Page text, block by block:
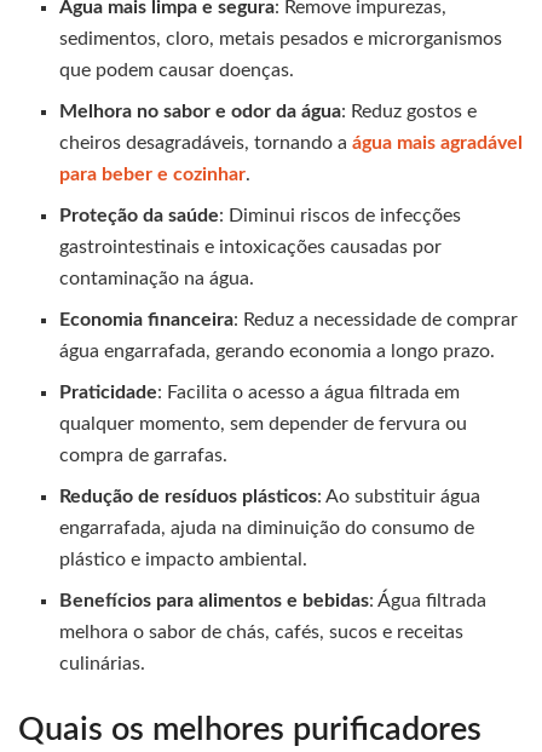
Água mais limpa e segura: Remove impurezas,
sedimentos, cloro, metais pesados e microrganismos
que podem causar doenças.
Melhora no sabor e odor da água: Reduz gostos e
cheiros desagradáveis, tornando aágua mais agradável
para beber e cozinhar.
Proteção da saúde: Diminui riscos de infecções
gastrointestinais e intoxicações causadas por
contaminação na água.
Economia financeira: Reduz a necessidade de comprar
água engarrafada, gerando economia a longo prazo.
Praticidade: Facilita o acesso a água filtrada em
qualquer momento, sem depender de fervura ou
compra de garrafas.
Redução de resíduos plásticos: Ao substituir água
engarrafada, ajuda na diminuição do consumo de
plástico e impacto ambiental.
Benefícios para alimentos e bebidas: Água filtrada
melhora o sabor de chás, cafés, sucos e receitas
culinárias.
Quais os melhores purificadores